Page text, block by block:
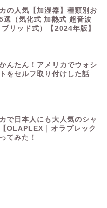
の人気【加湿器】種類別お
選（気化式 加熱式 超音波
リッド式）【2024年版】
んたん！アメリカでウォシ
をセルフ取り付けした話
で日本人にも大人気のシャ
OLAPLEX｜オラプレック
てみた！